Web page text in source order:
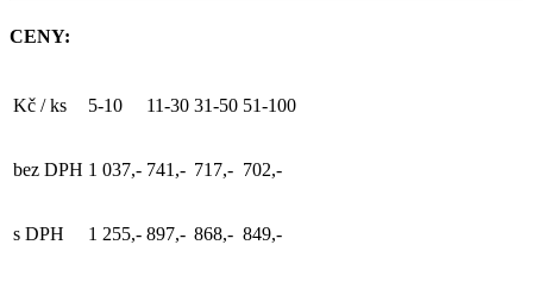
CENY:
Kč / ks 5-10 11-30 31-50 51-100
bez DPH 1 037,- 741,- 717,- 702,-
s DPH 1 255,- 897,- 868,- 849,-